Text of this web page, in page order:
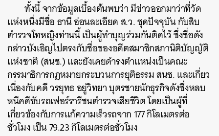
ทั้งนี้ จากข้อมูลเบื้องต้นพบว่า มีข่าวออกมาว่าที่วัด
แห่งหนึ่งมีชื่อ ธานี อ่อนละเอียด ส.ว. ชุดปัจจุบัน กับสิบ
ตำรวจโทหญิงท่านนี้ เป็นผู้ทำบุญร่วมกันติดไว้ ซึ่งชื่อดัง
กล่าวบังเอิญไปตรงกับชื่อของอดีตสมาชิกสภานิติบัญญัติ
แห่งชาติ (สนช.) และยังเคยดำรงตำแหน่งเป็นคณะ
กรรมาธิการกฎหมายกระบวนการยุติธรรม สนช. และเกี่ยว
เนื่องกับคดี วรยุทธ อยู่วิทยา บุตรชายนักธุรกิจดังซึ่งหลบ
หนีคดีขับรถเฟอร์รารีชนตำรวจเสียชีวิต โดยเป็นผู้ที่
เกี่ยวข้องกับการแก้ความเร็วรถจาก 177 กิโลเมตรต่อ
ชั่วโมง เป็น 79.23 กิโลเมตรต่อชั่วโมง